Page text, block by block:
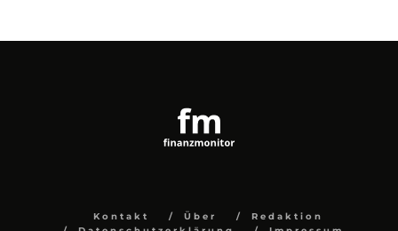
Kontakt Über
Redaktion